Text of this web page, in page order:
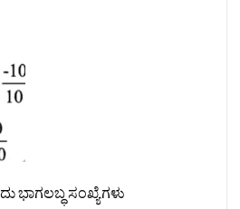
ಭಾಗಲಬ್ಧ ಸಂಖ್ಯೆಗಳು